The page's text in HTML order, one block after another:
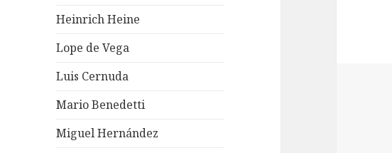
Heinrich Heine
Lope de Vega
Luis Cernuda
Mario Benedetti
Miguel Hernández